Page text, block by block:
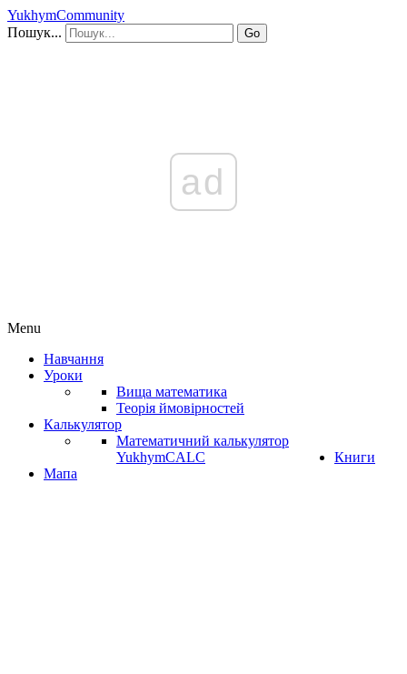
YukhymCommunity
Пошук...
Go
ad
Menu
Навчання
Уроки
Вища математика
Теорія ймовірностей
Калькулятор
Математичний калькулятор
YukhymCALC
Книги
Мапа